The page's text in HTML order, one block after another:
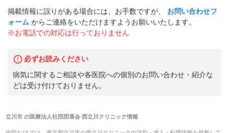
掲載情報に誤りがある場合には、お手数ですが、
お問い合わせフ
ォーム からご連絡をいただけますようお願いいたします。
※お電話での対応は行っておりません
必ずお読みください
病気に関するご相談や各医院への個別のお問い合わせ・紹介な
どは受け付けておりません。
立川市の医療法人社団団喜会 西立川クリニック情報